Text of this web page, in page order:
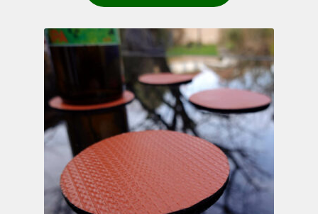
10,00 €
à
18,00 €
plusieurs
variations.
Les
options
peuvent
être
choisies
sur